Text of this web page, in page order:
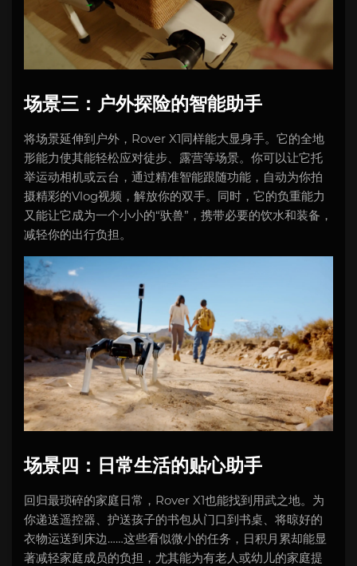
场景三：户外探险的智能助手
将场景延伸到户外，Rover X1同样能大显身手。它的全地
形能力使其能轻松应对徒步、露营等场景。你可以让它托
举运动相机或云台，通过精准智能跟随功能，自动为你拍
摄精彩的Vlog视频，解放你的双手。同时，它的负重能力
又能让它成为一个小小的“驮兽”，携带必要的饮水和装备，
减轻你的出行负担。
场景四：日常生活的贴心助手
回归最琐碎的家庭日常，Rover X1也能找到用武之地。为
你递送遥控器、护送孩子的书包从门口到书桌、将晾好的
衣物运送到床边……这些看似微小的任务，日积月累却能显
著减轻家庭成员的负担，尤其能为有老人或幼儿的家庭提